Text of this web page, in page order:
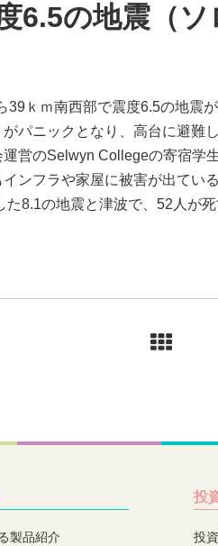
6.5の地震（ソ
39ｋｍ南西部で震度6.5の地震
パニックとなり、高台に避難
営のSelwyn Collegeの寄宿学
ンフラや家屋に被害が出てい
た8.1の地震と津波で、52人が
製品紹介
投
投